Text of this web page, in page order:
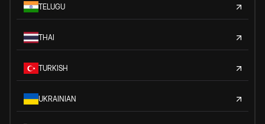
TELUGU
THAI
TURKISH
UKRAINIAN